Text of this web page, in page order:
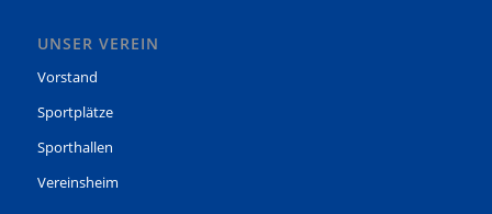
UNSER VEREIN
Vorstand
Sportplätze
Sporthallen
Vereinsheim